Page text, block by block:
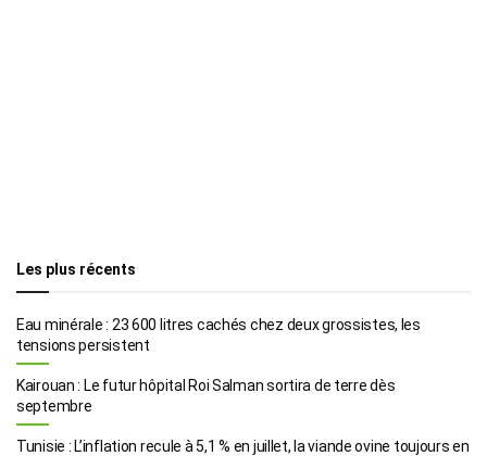
Les plus récents
Eau minérale : 23 600 litres cachés chez deux grossistes, les
tensions persistent
Kairouan : Le futur hôpital Roi Salman sortira de terre dès
septembre
Tunisie : L’inflation recule à 5,1 % en juillet, la viande ovine toujours en